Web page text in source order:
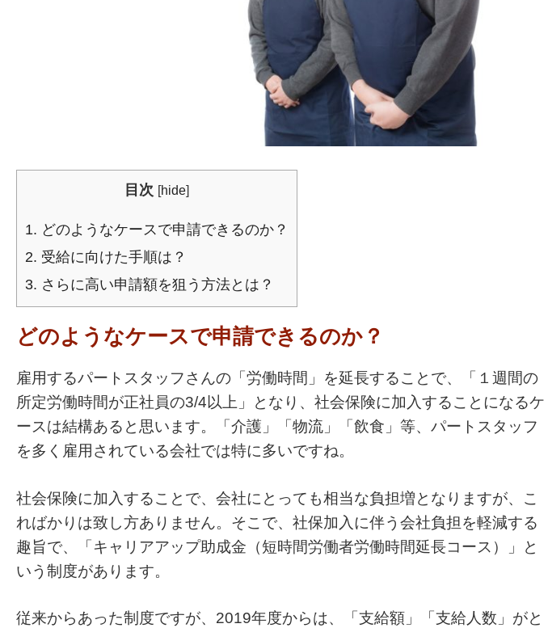
目次 [hide]
1. どのようなケースで申請できるのか？
2. 受給に向けた手順は？
3. さらに高い申請額を狙う方法とは？
どのようなケースで申請できるのか？
雇用するパートスタッフさんの「労働時間」を延長することで、「１週間の
所定労働時間が正社員の3/4以上」となり、社会保険に加入することになるケ
ースは結構あると思います。「介護」「物流」「飲食」等、パートスタッフ
を多く雇用されている会社では特に多いですね。
社会保険に加入することで、会社にとっても相当な負担増となりますが、こ
ればかりは致し方ありません。そこで、社保加入に伴う会社負担を軽減する
趣旨で、「キャリアアップ助成金（短時間労働者労働時間延長コース）」と
いう制度があります。
従来からあった制度ですが、2019年度からは、「支給額」「支給人数」がと